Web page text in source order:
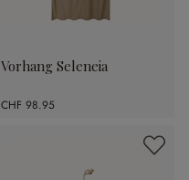
Vorhang Seleneia
CHF 98.95